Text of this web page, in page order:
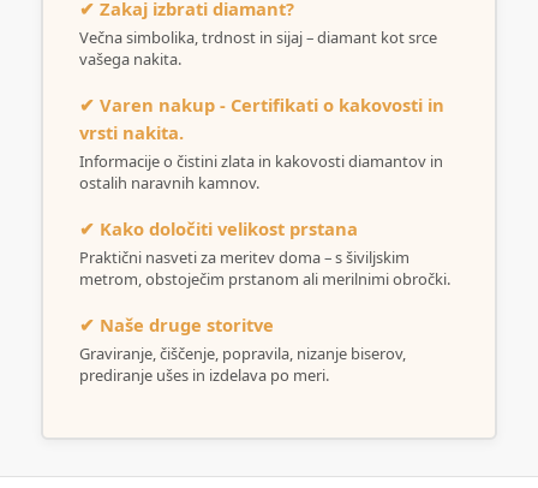
✔ Zakaj izbrati diamant?
Večna simbolika, trdnost in sijaj – diamant kot srce
vašega nakita.
✔ Varen nakup - Certifikati o kakovosti in
vrsti nakita.
Informacije o čistini zlata in kakovosti diamantov in
ostalih naravnih kamnov.
✔ Kako določiti velikost prstana
Praktični nasveti za meritev doma – s šiviljskim
metrom, obstoječim prstanom ali merilnimi obročki.
✔ Naše druge storitve
Graviranje, čiščenje, popravila, nizanje biserov,
prediranje ušes in izdelava po meri.